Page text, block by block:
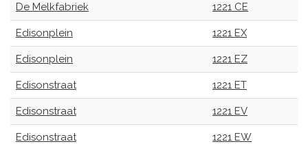
De Melkfabriek 1221 CE
Edisonplein 1221 EX
Edisonplein 1221 EZ
Edisonstraat 1221 ET
Edisonstraat 1221 EV
Edisonstraat 1221 EW